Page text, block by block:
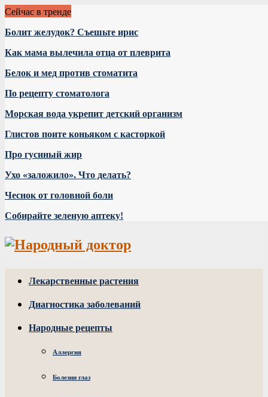
Сейчас в тренде
Болит желудок? Съешьте ирис
Как мама вылечила отца от плеврита
Белок и мед против стоматита
По рецепту стоматолога
Морская вода укрепит детский организм
Глистов поите коньяком с касторкой
Про гусиный жир
Ухо «заложило». Что делать?
Чеснок от головной боли
Собирайте зеленую аптеку!
Лекарственные растения
Диагностика заболеваний
Народные рецепты
Аллергия
Болезни глаз